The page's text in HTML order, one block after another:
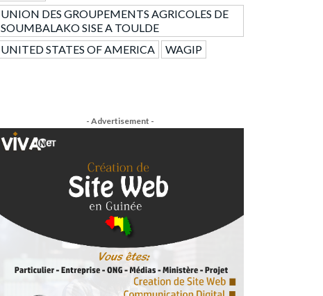
UNION DES GROUPEMENTS AGRICOLES DE
SOUMBALAKO SISE A TOULDE
UNITED STATES OF AMERICA
WAGIP
- Advertisement -